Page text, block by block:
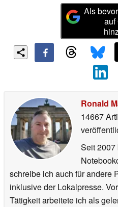
Als
auf
Ronald
14667
Seit 2007
schreibe ich auch für andere
inklusive der Lokalpresse.
Tätigkeit arbeitete ich als